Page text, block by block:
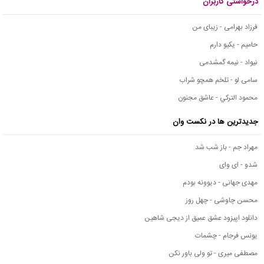
فرزاد بهرامی - زیبای من
حامیم - یکیو دارم
نیواد - نیمه گمشدمی
سامی لو - تلخم همچو شراب
محمود التركي - عاشق مجنون
جدیدترین ها در نکست وان
مهراد جم - باز شب شد
شدو - ای وای
مهدی جهانی - دیوونه بودم
محسن چاوشی - چهل روز
دانلود اپیزود عشق عمیق از دیجی شاهین
یونس فرجام - چشمات
مصطفی میری - تو ولی باور نکن